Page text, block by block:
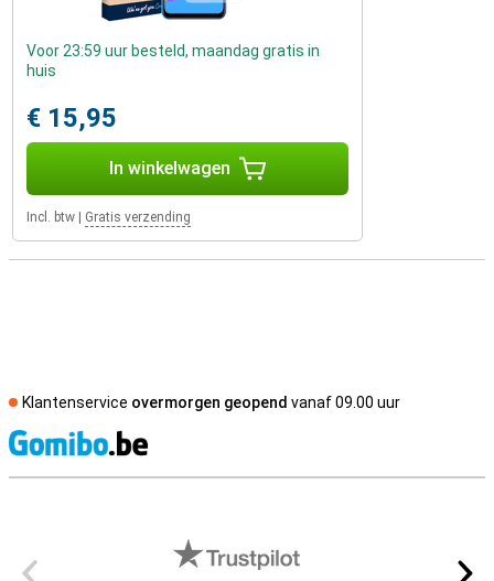
Voor 23:59 uur besteld, maandag gratis in
huis
€ 15,95
In winkelwagen
Incl. btw Gratis verzending
Klantenservice overmorgen geopend vanaf 09.00 uur